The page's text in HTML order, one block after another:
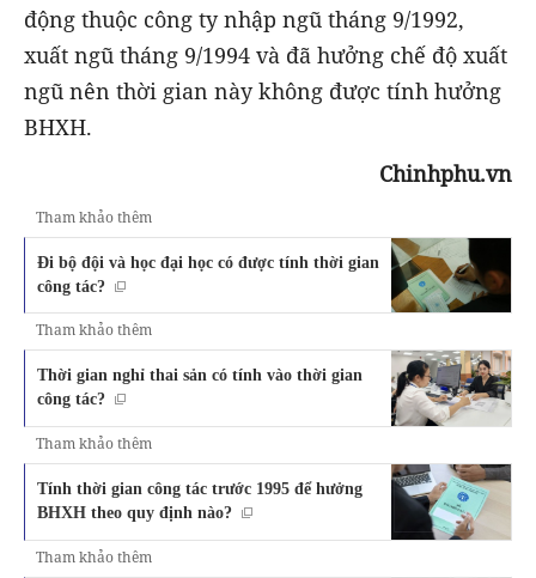
động thuộc công ty nhập ngũ tháng 9/1992,
xuất ngũ tháng 9/1994 và đã hưởng chế độ xuất
ngũ nên thời gian này không được tính hưởng
BHXH.
Chinhphu.vn
Tham khảo thêm
Đi bộ đội và học đại học có được tính thời gian
công tác?
Tham khảo thêm
Thời gian nghỉ thai sản có tính vào thời gian
công tác?
Tham khảo thêm
Tính thời gian công tác trước 1995 để hưởng
BHXH theo quy định nào?
Tham khảo thêm